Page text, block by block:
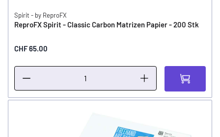
Spirit - by ReproFX
ReproFX Spirit - Classic Carbon Matrizen Papier - 200 Stk
CHF 65.00